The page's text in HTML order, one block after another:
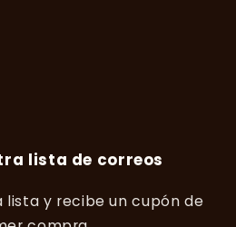
lista de correos
y recibe un cupón de